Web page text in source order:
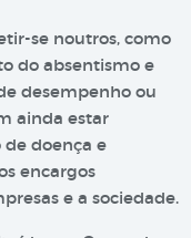
se noutros, como
do absentismo e
desempenho ou
ainda estar
doença e
encargos
e a sociedade.